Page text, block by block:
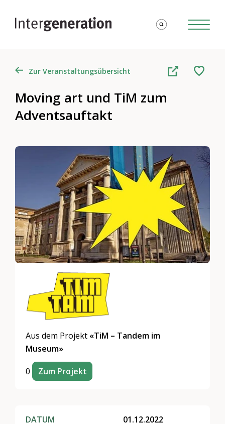
Zur Veranstaltungsübersicht
Moving art und TiM zum
Adventsauftakt
Aus dem Projekt «TiM – Tandem im
Museum»
0 Zum Projekt
DATUM
01.12.2022